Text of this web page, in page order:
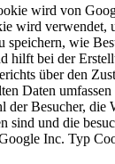
wird von
wird verwendet,
speichern, wie
hilft bei der
über den
Daten
der Besucher, die
sind und die
Inc. Typ